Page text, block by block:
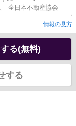
全日本不動産協会
情報の見方
る(無料)
する